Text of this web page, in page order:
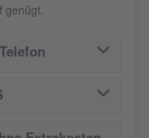
genügt.